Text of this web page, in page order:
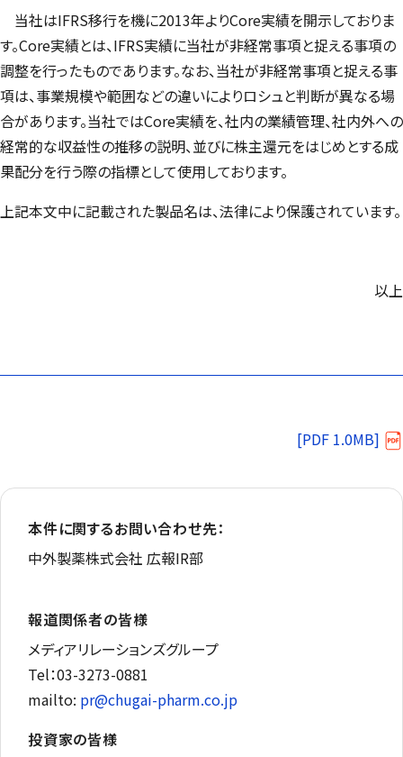
当社はIFRS移行を機に2013年よりCore実績を開示しておりま
す。Core実績とは、IFRS実績に当社が非経常事項と捉える事項の
調整を行ったものであります。なお、当社が非経常事項と捉える事
項は、事業規模や範囲などの違いによりロシュと判断が異なる場
合があります。当社ではCore実績を、社内の業績管理、社内外への
経常的な収益性の推移の説明、並びに株主還元をはじめとする成
果配分を行う際の指標として使用しております。
上記本文中に記載された製品名は、法律により保護されています。
以上
[PDF 1.0MB]
本件に関するお問い合わせ先：
中外製薬株式会社 広報IR部
報道関係者の皆様
メディアリレーションズグループ
Tel：03-3273-0881
mailto: pr@chugai-pharm.co.jp
投資家の皆様